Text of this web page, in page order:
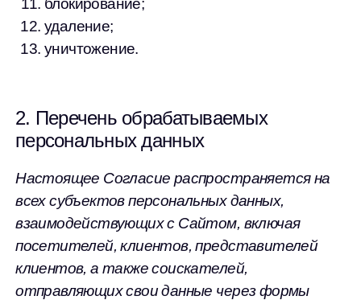
блокирование;
удаление;
уничтожение.
2. Перечень обрабатываемых
персональных данных
Настоящее Согласие распространяется на
всех субъектов персональных данных,
взаимодействующих с Сайтом, включая
посетителей, клиентов, представителей
клиентов, а также соискателей,
отправляющих свои данные через формы